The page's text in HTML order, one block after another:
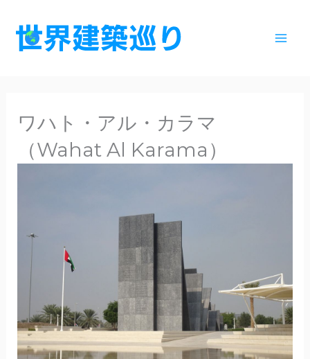
ワハト・アル・カラマ
（Wahat Al Karama）